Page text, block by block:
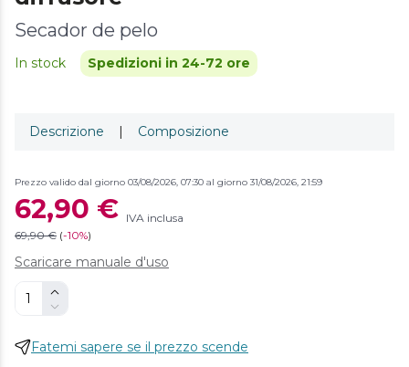
Secador de pelo
In stock Spedizioni in 24-72 ore
Descrizione | Composizione
Prezzo valido dal giorno 03/08/2026, 07:30 al giorno 31/08/2026, 21:59
62,90 € IVA inclusa
69,90 € (-10%)
Scaricare manuale d'uso
Fatemi sapere se il prezzo scende